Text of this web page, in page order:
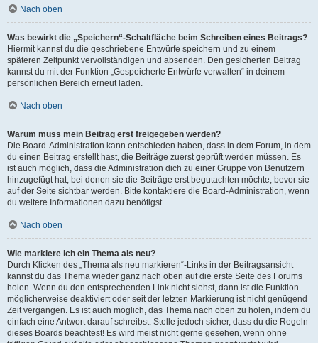
Nach oben
Was bewirkt die „Speichern“-Schaltfläche beim Schreiben eines Beitrags?
Hiermit kannst du die geschriebene Entwürfe speichern und zu einem
späteren Zeitpunkt vervollständigen und absenden. Den gesicherten Beitrag
kannst du mit der Funktion „Gespeicherte Entwürfe verwalten“ in deinem
persönlichen Bereich erneut laden.
Nach oben
Warum muss mein Beitrag erst freigegeben werden?
Die Board-Administration kann entschieden haben, dass in dem Forum, in dem
du einen Beitrag erstellt hast, die Beiträge zuerst geprüft werden müssen. Es
ist auch möglich, dass die Administration dich zu einer Gruppe von Benutzern
hinzugefügt hat, bei denen sie die Beiträge erst begutachten möchte, bevor sie
auf der Seite sichtbar werden. Bitte kontaktiere die Board-Administration, wenn
du weitere Informationen dazu benötigst.
Nach oben
Wie markiere ich ein Thema als neu?
Durch Klicken des „Thema als neu markieren“-Links in der Beitragsansicht
kannst du das Thema wieder ganz nach oben auf die erste Seite des Forums
holen. Wenn du den entsprechenden Link nicht siehst, dann ist die Funktion
möglicherweise deaktiviert oder seit der letzten Markierung ist nicht genügend
Zeit vergangen. Es ist auch möglich, das Thema nach oben zu holen, indem du
einfach eine Antwort darauf schreibst. Stelle jedoch sicher, dass du die Regeln
dieses Boards beachtest! Es wird meist nicht gerne gesehen, wenn ohne